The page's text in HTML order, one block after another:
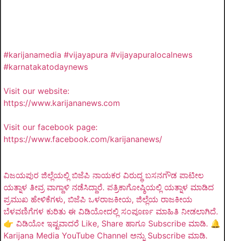
#karijanamedia #vijayapura #vijayapuralocalnews
#karnatakatodaynews
Visit our website:
https://www.karijananews.com
Visit our facebook page:
https://www.facebook.com/karijananews/
ವಿಜಯಪುರ ಜಿಲ್ಲೆಯಲ್ಲಿ ಬಿಜೆಪಿ ನಾಯಕರ ವಿರುದ್ಧ ಬಸನಗೌಡ ಪಾಟೀಲ
ಯತ್ನಾಳ ತೀವ್ರ ವಾಗ್ದಾಳಿ ನಡೆಸಿದ್ದಾರೆ. ಪತ್ರಿಕಾಗೋಷ್ಠಿಯಲ್ಲಿ ಯತ್ನಾಳ ಮಾಡಿದ
ಪ್ರಮುಖ ಹೇಳಿಕೆಗಳು, ಬಿಜೆಪಿ ಒಳರಾಜಕೀಯ, ಜಿಲ್ಲೆಯ ರಾಜಕೀಯ
ಬೆಳವಣಿಗೆಗಳ ಕುರಿತು ಈ ವಿಡಿಯೋದಲ್ಲಿ ಸಂಪೂರ್ಣ ಮಾಹಿತಿ ನೀಡಲಾಗಿದೆ.
👉 ವಿಡಿಯೋ ಇಷ್ಟವಾದರೆ Like, Share ಹಾಗೂ Subscribe ಮಾಡಿ. 🔔
Karijana Media YouTube Channel ಅನ್ನು Subscribe ಮಾಡಿ.